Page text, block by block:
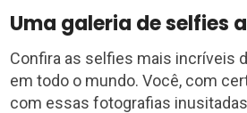
Uma galeria de selfies
Confira as selfies mais incríveis
em todo o mundo. Você, com
com essas fotografias